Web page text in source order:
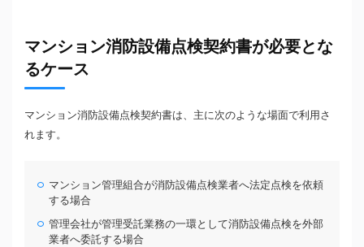
マンション消防設備点検契約書が必要とな
るケース
マンション消防設備点検契約書は、主に次のような場面で利用さ
れます。
マンション管理組合が消防設備点検業者へ法定点検を依頼
する場合
管理会社が管理受託業務の一環として消防設備点検を外部
業者へ委託する場合